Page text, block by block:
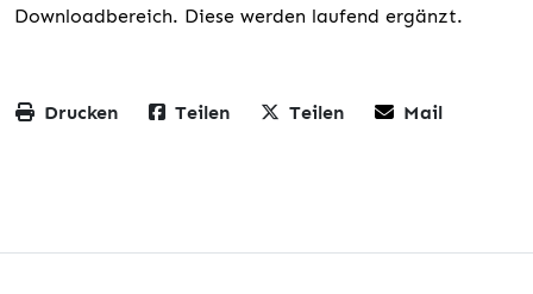
Downloadbereich. Diese werden laufend ergänzt.
Drucken Teilen Teilen Mail